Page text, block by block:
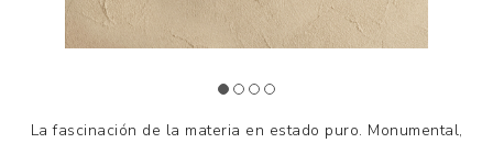
La fascinación de la materia en estado puro. Monumental,